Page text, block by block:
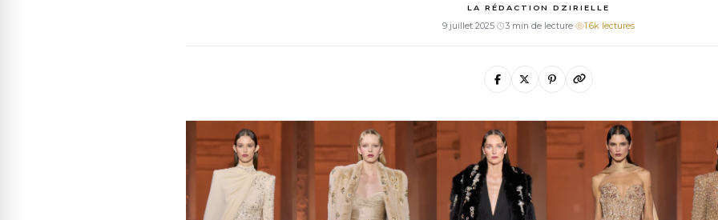
LA RÉDACTION DZIRIELLE
9 juillet 2025· 3 min de lecture· 1.6k lectures